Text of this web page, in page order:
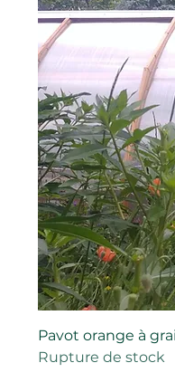
Pavot orange à
Rupture de stock